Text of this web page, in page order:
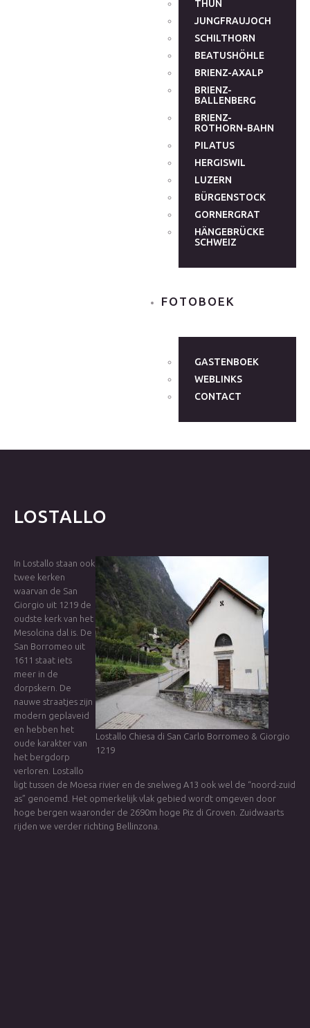
THUN
JUNGFRAUJOCH
SCHILTHORN
BEATUSHÖHLE
BRIENZ-AXALP
BRIENZ-
BALLENBERG
BRIENZ-
ROTHORN-BAHN
PILATUS
HERGISWIL
LUZERN
BÜRGENSTOCK
GORNERGRAT
HÄNGEBRÜCKE
SCHWEIZ
FOTOBOEK
GASTENBOEK
WEBLINKS
CONTACT
LOSTALLO
Lostallo Chiesa di San Carlo Borromeo & Giorgio
1219
In Lostallo staan ook
twee kerken
waarvan de San
Giorgio uit 1219 de
oudste kerk van het
Mesolcina dal is. De
San Borromeo uit
1611 staat iets
meer in de
dorpskern. De
nauwe straatjes zijn
modern geplaveid
en hebben het
oude karakter van
het bergdorp
verloren. Lostallo
ligt tussen de Moesa rivier en de snelweg A13 ook wel de “noord-zuid
as” genoemd. Het opmerkelijk vlak gebied wordt omgeven door
hoge bergen waaronder de 2690m hoge Piz di Groven. Zuidwaarts
rijden we verder richting Bellinzona.